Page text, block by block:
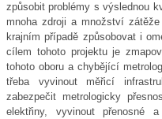
způsobit problémy s výslednou
mnoha zdroji a množství
krajním případě způsobovat i
cílem tohoto projektu je
tohoto oboru a chybějící
třeba vyvinout měřicí
zabezpečit metrologicky
elektřiny, vyvinout přenosné